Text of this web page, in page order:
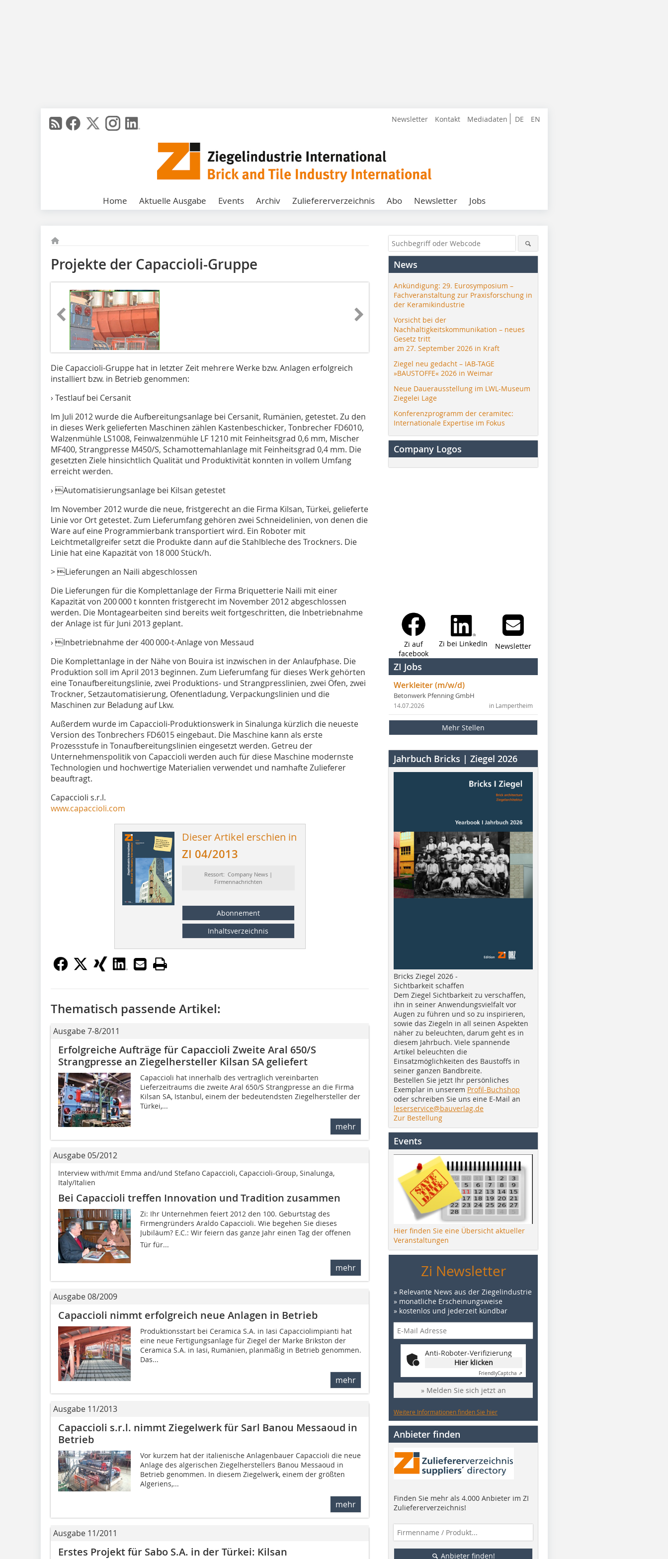
DE EN
Newsletter Kontakt Mediadaten
Home Aktuelle Ausgabe Events Archiv Zuliefererverzeichnis Abo Newsletter Jobs
Projekte der Capaccioli-Gruppe
Die Capaccioli-Gruppe hat in letzter Zeit mehrere Werke bzw. Anlagen erfolgreich
installiert bzw. in Betrieb genommen:
› Testlauf bei Cersanit
Im Juli 2012 wurde die Aufbereitungsanlage bei Cersanit, Rumänien, getestet. Zu den
in dieses Werk gelieferten Maschinen zählen Kastenbeschicker, Tonbrecher FD6010,
Walzenmühle LS1008, Feinwalzenmühle LF 1210 mit Feinheitsgrad 0,6 mm, Mischer
MF400, Strangpresse M450/S, Schamottemahlanlage mit Feinheitsgrad 0,4 mm. Die
gesetzten Ziele hinsichtlich Qualität und Produktivität konnten in vollem Umfang
erreicht werden.
› Automatisierungsanlage bei Kilsan getestet
Im November 2012 wurde die neue, fristgerecht an die Firma Kilsan, Türkei, gelieferte
Linie vor Ort getestet. Zum Lieferumfang gehören zwei Schneidelinien, von denen die
Ware auf eine Programmierbank transportiert wird. Ein Roboter mit
Leichtmetallgreifer setzt die Produkte dann auf die Stahlbleche des Trockners. Die
Linie hat eine Kapazität von 18 000 Stück/h.
> Lieferungen an Naili abgeschlossen
Die Lieferungen für die Komplettanlage der Firma Briquetterie Naili mit einer
Kapazität von 200 000 t konnten fristgerecht im November 2012 abgeschlossen
werden. Die Montagearbeiten sind bereits weit fortgeschritten, die Inbetriebnahme
der Anlage ist für Juni 2013 geplant.
› Inbetriebnahme der 400 000-t-Anlage von Messaud
Die Komplettanlage in der Nähe von Bouira ist inzwischen in der Anlaufphase. Die
Produktion soll im April 2013 beginnen. Zum Lieferumfang für dieses Werk gehörten
eine Tonaufbereitungslinie, zwei Produktions- und Strangpresslinien, zwei Öfen, zwei
Trockner, Setzautomatisierung, Ofenentladung, Verpackungslinien und die
Maschinen zur Beladung auf Lkw.
Außerdem wurde im ­Capaccioli-Produktionswerk in Sinalunga kürzlich die neueste
Version des Tonbrechers FD6015 eingebaut. Die Maschine kann als erste
Prozessstufe in Tonaufbereitungslinien eingesetzt werden. Getreu der
Unternehmenspolitik von Capaccioli werden auch für diese Maschine modernste
Technologien und hochwertige Materialien verwendet und namhafte Zulieferer
beauftragt.
Capaccioli s.r.l.
www.capaccioli.com
Dieser Artikel erschien in
ZI 04/2013
Ressort: Company News |
Firmennachrichten
Abonnement
Inhaltsverzeichnis
Thematisch passende Artikel:
Ausgabe 7-8/2011
Erfolgreiche Aufträge für Capaccioli Zweite Aral 650/S
Strangpresse an Ziegelhersteller Kilsan SA geliefert
Capaccioli hat innerhalb des vertraglich vereinbarten
Lieferzeitraums die zweite Aral 650/S Strangpresse an die Firma
Kilsan SA, Istanbul, einem der bedeutendsten Ziegelhersteller der
Türkei,...
mehr
Ausgabe 05/2012
Interview with/mit Emma and/und Stefano Capaccioli, Capaccioli-Group, Sinalunga,
Italy/Italien
Bei Capaccioli treffen Innovation und Tradition zusammen
Zi: Ihr Unternehmen feiert 2012 den 100. Geburtstag des
Firmengründers Araldo Capaccioli. Wie begehen Sie dieses
Jubiläum? E.C.: Wir feiern das ganze Jahr einen Tag der offenen
Tür für...
mehr
Ausgabe 08/2009
Capaccioli nimmt erfolgreich neue Anlagen in Betrieb
Produktionsstart bei ­Ceramica S.A. in Iasi Capacciolimpianti hat
eine neue Fertigungsanlage für Ziegel der Marke Brikston der
Ceramica S.A. in Iasi, Rumänien, planmäßig in Betrieb genommen.
Das...
mehr
Ausgabe 11/2013
Capaccioli s.r.l. nimmt Ziegelwerk für Sarl Banou Messaoud in
Betrieb
Vor kurzem hat der italienische Anlagenbauer Capaccioli die neue
Anlage des algerischen Ziegelherstellers Banou Messaoud in
Betrieb genommen. In diesem Ziegelwerk, einem der größten
Algeriens,...
mehr
Ausgabe 11/2011
Erstes Projekt für Sabo S.A. in der Türkei: Kilsan
News
Ankündigung: 29. Eurosymposium –
Fachveranstaltung zur Praxisforschung in
der Keramikindustrie
Vorsicht bei der
Nachhaltigkeitskommunikation – neues
Gesetz tritt
am 27. September 2026 in Kraft
Ziegel neu gedacht – IAB-TAGE
»BAUSTOFFE« 2026 in Weimar
Neue Dauerausstellung im LWL-Museum
Ziegelei Lage
Konferenzprogramm der ceramitec:
Internationale Expertise im Fokus
Company Logos
Zi auf
facebook
Zi bei LinkedIn Newsletter
ZI Jobs
Werkleiter (m/w/d)
Betonwerk Pfenning GmbH
in Lampertheim
14.07.2026
Mehr Stellen
Jahrbuch Bricks | Ziegel 2026
Bricks Ziegel 2026 -
Sichtbarkeit schaffen
Dem Ziegel Sichtbarkeit zu verschaffen,
ihn in seiner Anwendungsvielfalt vor
Augen zu führen und so zu inspirieren,
sowie das Ziegeln in all seinen Aspekten
näher zu beleuchten, darum geht es in
diesem Jahrbuch. Viele spannende
Artikel beleuchten die
Einsatzmöglichkeiten des Baustoffs in
seiner ganzen Bandbreite.
Bestellen Sie jetzt Ihr persönliches
Exemplar in unserem Profil-Buchshop
oder schreiben Sie uns eine E-Mail an
leserservice@bauverlag.de
Zur Bestellung
Events
Hier finden Sie eine Übersicht aktueller
Veranstaltungen
Zi Newsletter
» Relevante News aus der Ziegelindustrie
» monatliche Erscheinungsweise
» kostenlos und jederzeit kündbar
Anti-Roboter-Verifizierung
Hier klicken
FriendlyCaptcha ⇗
» Melden Sie sich jetzt an
Weitere Informationen finden Sie hier
Anbieter finden
Finden Sie mehr als 4.000 Anbieter im ZI
Zuliefererverzeichnis!
Anbieter finden!